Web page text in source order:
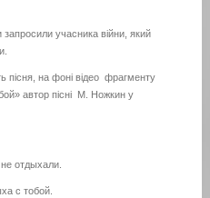
учасника війни, який
пісня, на фоні відео фрагменту
автор пісні М. Ножкин у
отдыхали.
с тобой.